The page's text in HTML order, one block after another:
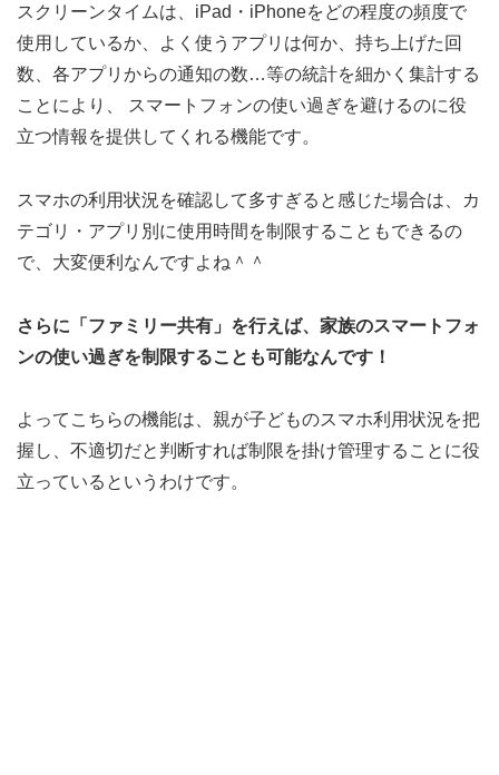
スクリーンタイムは、iPad・iPhoneをどの程度の頻度で
使用しているか、よく使うアプリは何か、持ち上げた回
数、各アプリからの通知の数…等の統計を細かく集計する
ことにより、 スマートフォンの使い過ぎを避けるのに役
立つ情報を提供してくれる機能です。
スマホの利用状況を確認して多すぎると感じた場合は、カ
テゴリ・アプリ別に使用時間を制限することもできるの
で、大変便利なんですよね＾＾
さらに「ファミリー共有」を行えば、家族のスマートフォ
ンの使い過ぎを制限することも可能なんです！
よってこちらの機能は、親が子どものスマホ利用状況を把
握し、不適切だと判断すれば制限を掛け管理することに役
立っているというわけです。